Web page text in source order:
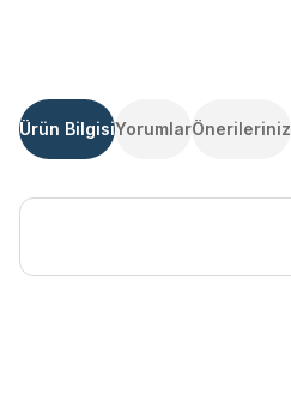
Ürün BilgisiYorumlarÖnerileriniz